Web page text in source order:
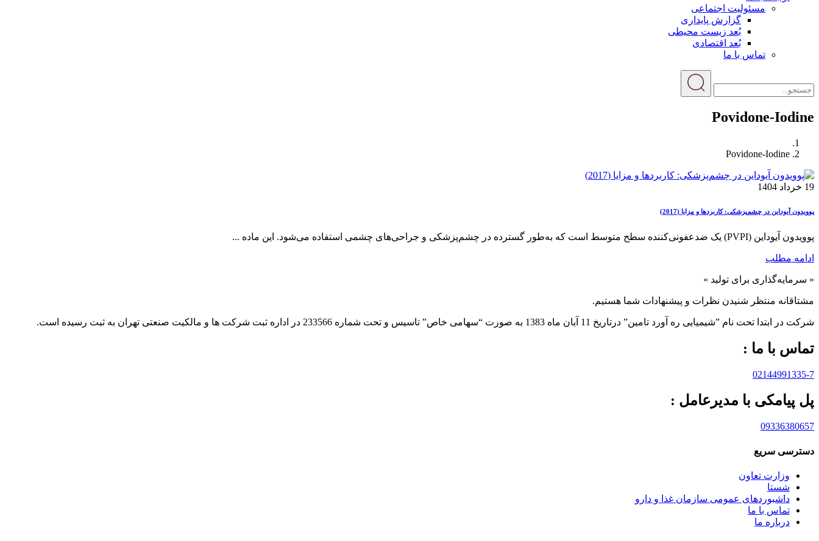
مسئولیت اجتماعی
گزارش پایداری
بُعد زیست محیطی
بُعد اقتصادی
تماس با ما
Povidone-Iodine
Povidone-Iodine
19 خرداد 1404
پوویدون آیوداین در چشم‌پزشکی: کاربردها و مزایا (2017)
پوویدون آیوداین (PVPI) یک ضدعفونی‌کننده سطح متوسط است که به‌طور گسترده در چشم‌پزشکی و جراحی‌های چشمی استفاده می‌شود. این ماده ...
ادامه مطلب
« سرمایه‌گذاری برای تولید »
مشتاقانه منتظر شنیدن نظرات و پیشنهادات شما هستیم.
شرکت در ابتدا تحت نام ”شیمیایی ره آورد تامين” درتاريخ 11 آبان ماه 1383 به صورت “سهامی خاص” تاسيس و تحت شماره 233566 در اداره ثبت شرکت ها و مالکيت صنعتی تهران به ثبت رسيده است.
تماس با ما :
02144991335-7
پل پیامکی با مدیرعامل :
09336380657
دسترسی سریع
وزارت تعاون
شستا
داشبوردهای عمومی سازمان غذا و دارو
تماس با ما
درباره ما